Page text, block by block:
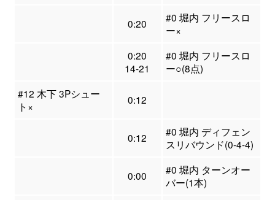
0:20
#0 堀内 フリースロ
ー×
0:20
14-21
#0 堀内 フリースロ
ー○(8点)
#12 木下 3Pシュー
ト×
0:12
0:12
#0 堀内 ディフェン
スリバウンド(0-4-4)
0:00
#0 堀内 ターンオー
バー(1本)